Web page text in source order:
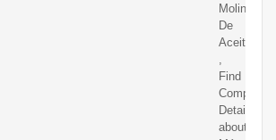
Molino
De
Aceite
Find
Complete
Details
about